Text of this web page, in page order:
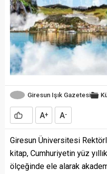
Giresun Işık Gazetesi
A+ A-
Giresun Üniversitesi
kitap, Cumhuriyetin yüz
ölçeğinde ele alarak